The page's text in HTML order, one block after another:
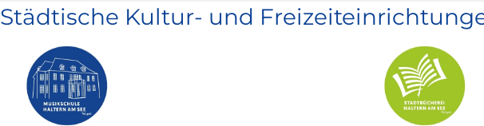
Städtische Kultur- und